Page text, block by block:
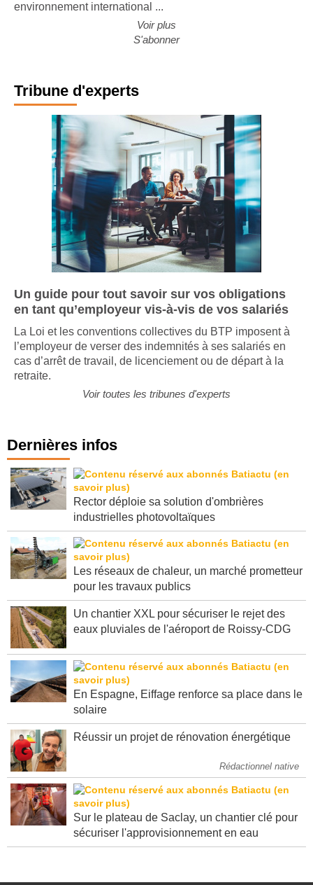
environnement international ...
Voir plus
S'abonner
Tribune d'experts
Un guide pour tout savoir sur vos obligations
en tant qu’employeur vis-à-vis de vos salariés
La Loi et les conventions collectives du BTP imposent à
l’employeur de verser des indemnités à ses salariés en
cas d’arrêt de travail, de licenciement ou de départ à la
retraite.
Voir toutes les tribunes d'experts
Dernières infos
Rector déploie sa solution d'ombrières
industrielles photovoltaïques
Les réseaux de chaleur, un marché prometteur
pour les travaux publics
Un chantier XXL pour sécuriser le rejet des
eaux pluviales de l'aéroport de Roissy-CDG
En Espagne, Eiffage renforce sa place dans le
solaire
Réussir un projet de rénovation énergétique
Rédactionnel native
Sur le plateau de Saclay, un chantier clé pour
sécuriser l'approvisionnement en eau